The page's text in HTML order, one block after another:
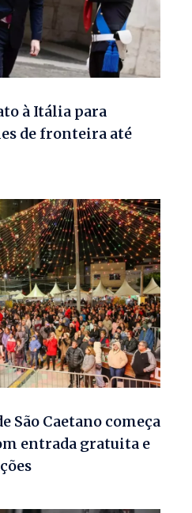
à Itália para
de fronteira até
São Caetano começa
entrada gratuita e